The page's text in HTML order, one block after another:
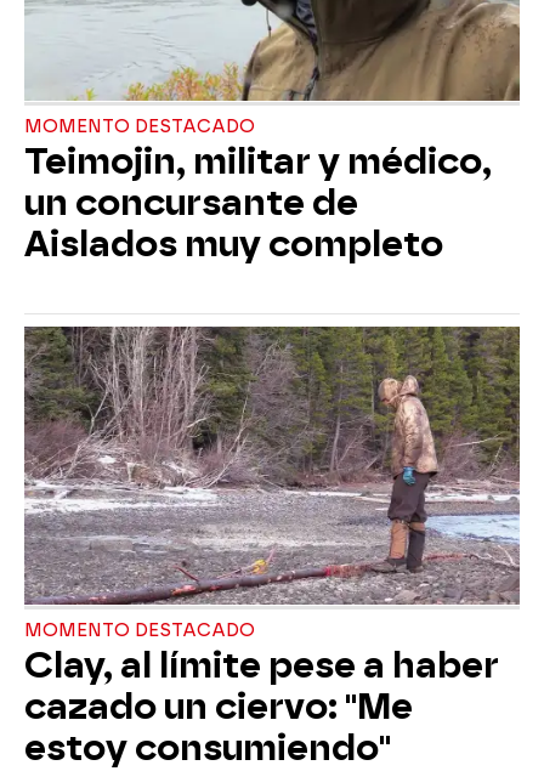
MOMENTO DESTACADO
Teimojin, militar y médico,
un concursante de
Aislados muy completo
MOMENTO DESTACADO
Clay, al límite pese a haber
cazado un ciervo: "Me
estoy consumiendo"